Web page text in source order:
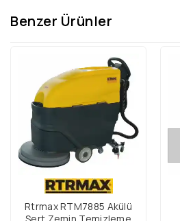
Benzer Ürünler
Rtrmax RTM7885 Akülü